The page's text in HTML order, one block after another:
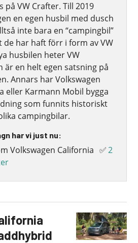
på VW Crafter. Till 2019
en egen husbil med dusch
inte bara en “campingbil”
de har haft förr i form av VW
husbilen heter VW
är en helt egen satsning på
Annars har Volkswagen
eller Karmann Mobil bygga
som funnits historiskt
campingbilar.
har vi just nu:
Volkswagen California ✅2